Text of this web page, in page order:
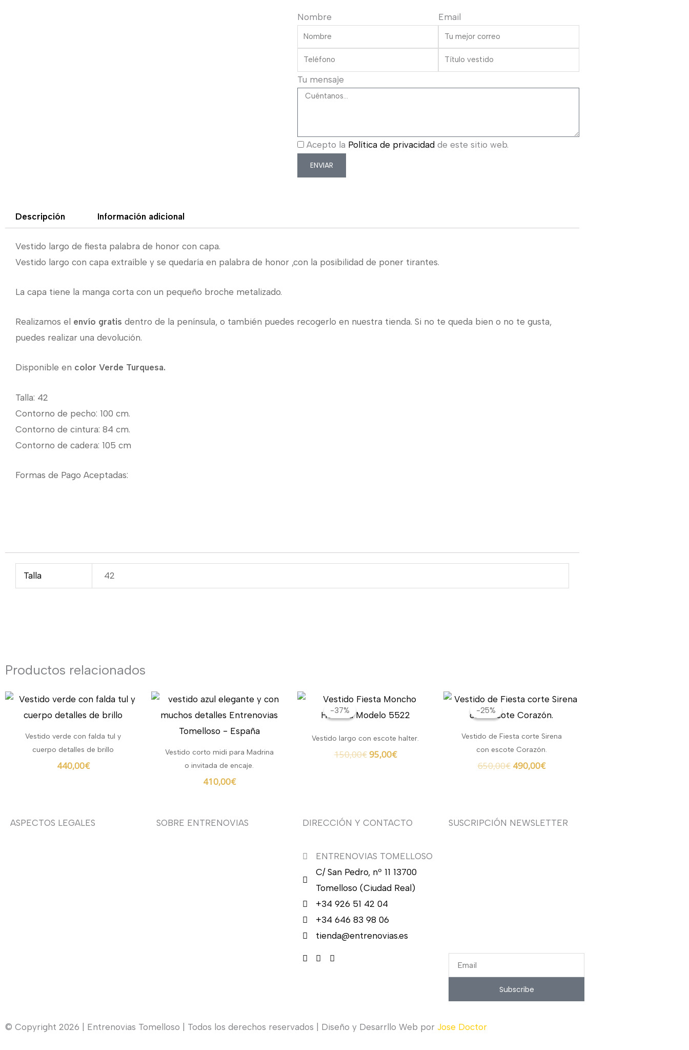
Nombre Email
Tu mensaje
Acepto la Política de privacidad de este sitio web.
ENVIAR
Descripción Información adicional
Vestido largo de fiesta palabra de honor con capa.
Vestido largo con capa extraíble y se quedaría en palabra de honor ,con la posibilidad de poner tirantes.
La capa tiene la manga corta con un pequeño broche metalizado.
Realizamos el envío gratis dentro de la península, o también puedes recogerlo en nuestra tienda. Si no te queda bien o no te gusta,
puedes realizar una devolución.
Disponible en color Verde Turquesa.
Talla: 42
Contorno de pecho: 100 cm.
Contorno de cintura: 84 cm.
Contorno de cadera: 105 cm
Formas de Pago Aceptadas:
Talla 42
Productos relacionados
Vestido verde con falda tul y
cuerpo detalles de brillo
440,00€
Vestido corto midi para Madrina
o invitada de encaje.
410,00€
-37%
-37%
Vestido largo con escote halter.
150,00€
El
original
150,00€.
95,00€
El
actual
95,00€.
-25%
-25%
Vestido de Fiesta corte Sirena
con escote Corazón.
650,00€
El
original
650,00€.
490,00€
El
actual
490,00€.
ASPECTOS LEGALES SOBRE ENTRENOVIAS DIRECCIÓN Y CONTACTO
ENTRENOVIAS TOMELLOSO
C/ San Pedro, nº 11 13700
Tomelloso (Ciudad Real)
+34 926 51 42 04
+34 646 83 98 06
tienda@entrenovias.es
SUSCRIPCIÓN NEWSLETTER
Email
Subscribe
© Copyright 2026 | Entrenovias Tomelloso | Todos los derechos reservados | Diseño y Desarrllo Web por Jose Doctor